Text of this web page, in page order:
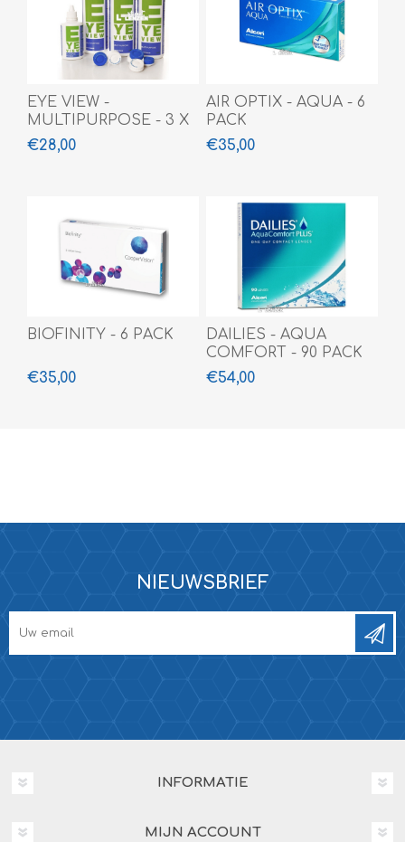
EYE VIEW -
MULTIPURPOSE - 3 X
360 ML + 100 ML
€28,00
AIR OPTIX - AQUA - 6
PACK
€35,00
BIOFINITY - 6 PACK
€35,00
DAILIES - AQUA
COMFORT - 90 PACK
€54,00
NIEUWSBRIEF
INFORMATIE
MIJN ACCOUNT